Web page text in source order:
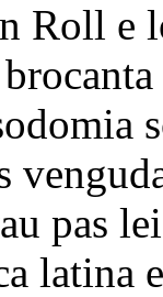
Roll e
pas
latina